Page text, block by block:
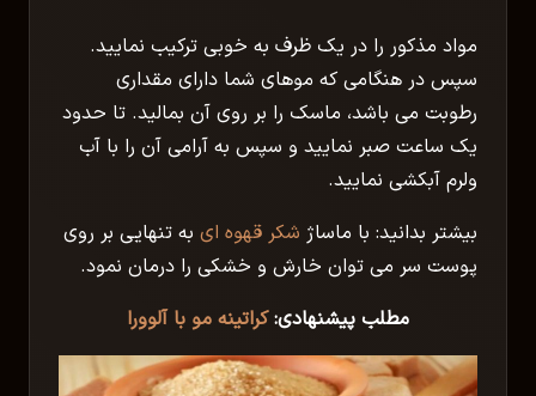
مواد مذکور را در یک ظرف به خوبی ترکیب نمایید.
سپس در هنگامی که موهای شما دارای مقداری
رطوبت می باشد، ماسک را بر روی آن بمالید. تا حدود
یک ساعت صبر نمایید و سپس به آرامی آن را با آب
ولرم آبکشی نمایید.
بیشتر بدانید: با ماساژ شکر قهوه ای به تنهایی بر روی
پوست سر می توان خارش و خشکی را درمان نمود.
مطلب پیشنهادی: کراتینه مو با آلوورا